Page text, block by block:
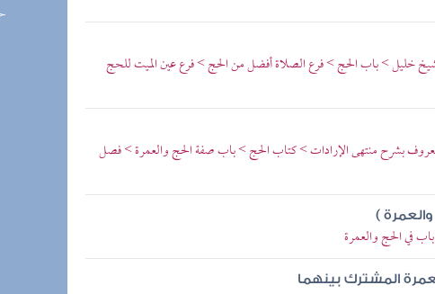
خليل > باب الحج > فرع الصلاة أفضل من الحج > فرع عين الميت للحج
بشرح منتهى الإرادات > كتاب الحج > باب صفة الحج والعمرة > فصل
)
في الحج والعمرة
المشترك بينهما